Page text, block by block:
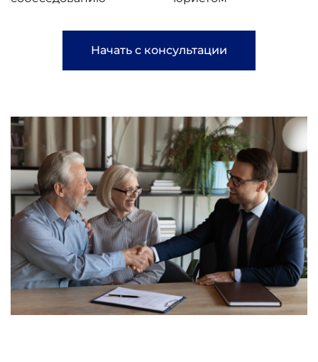
Начать с консультации